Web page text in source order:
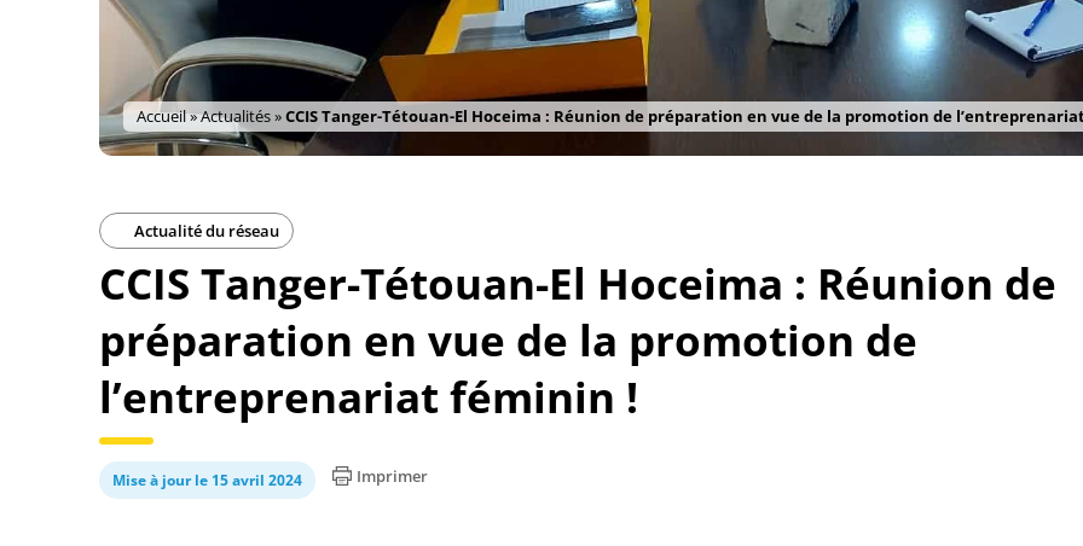
Accueil»Actualités»CCIS Tanger-Tétouan-El Hoceima : Réunion de préparation en vue de la promotion de
Actualité du réseau
CCIS Tanger-Tétouan-El Hoceima : Réunion de
préparation en vue de la promotion de
l’entreprenariat féminin !
Mise à jour le 15 avril 2024 Imprimer